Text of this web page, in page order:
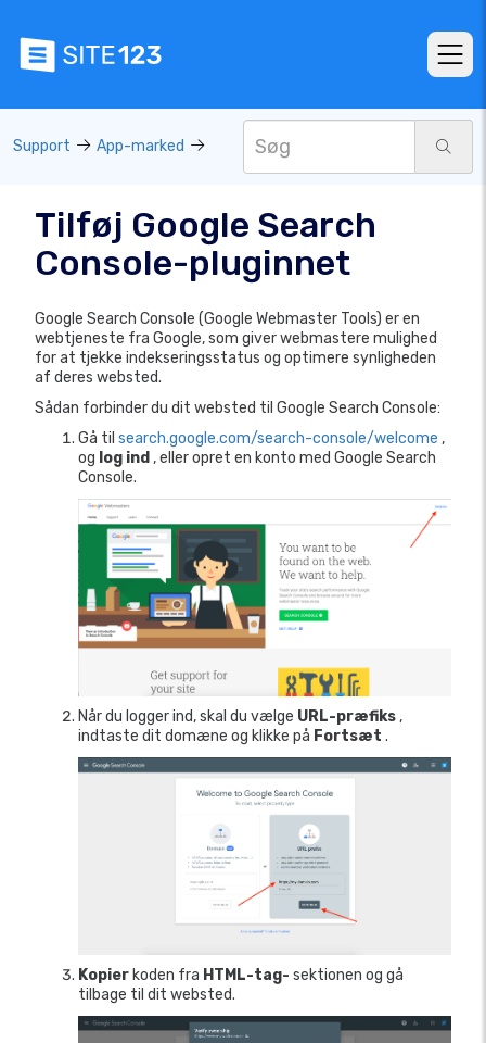
Support App-marked
Tilføj Google Search
Console-pluginnet
Google Search Console (Google Webmaster Tools) er en
webtjeneste fra Google, som giver webmastere mulighed
for at tjekke indekseringsstatus og optimere synligheden
af ​​deres websted.
Sådan forbinder du dit websted til Google Search Console:
Gå til search.google.com/search-console/welcome ,
og log ind , eller opret en konto med Google Search
Console.
Når du logger ind, skal du vælge URL-præfiks ,
indtaste dit domæne og klikke på Fortsæt .
Kopier koden fra HTML-tag- sektionen og gå
tilbage til dit websted.